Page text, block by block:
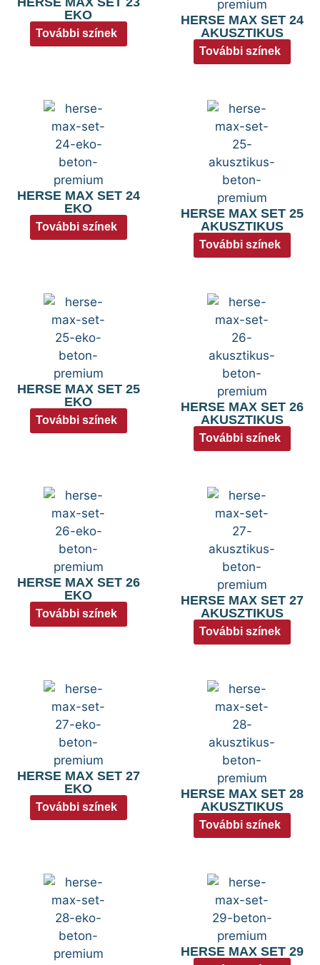
EKO
További színek
HERSE MAX SET 24
AKUSZTIKUS
További színek
HERSE MAX SET 24
EKO
További színek
HERSE MAX SET 25
AKUSZTIKUS
További színek
HERSE MAX SET 25
EKO
További színek
HERSE MAX SET 26
AKUSZTIKUS
További színek
HERSE MAX SET 26
EKO
További színek
HERSE MAX SET 27
AKUSZTIKUS
További színek
HERSE MAX SET 27
EKO
További színek
HERSE MAX SET 28
AKUSZTIKUS
További színek
HERSE MAX SET 29